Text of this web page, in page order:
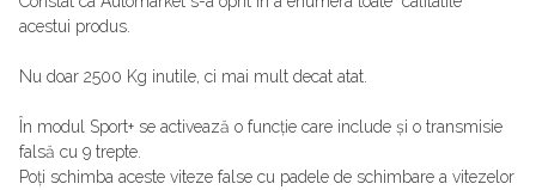
acestui produs.
Nu doar 2500 Kg inutile, ci mai mult decat atat.
În modul Sport+ se activează o funcție care include și o transmisie
falsă cu 9 trepte.
Poți schimba aceste viteze false cu padele de schimbare a vitezelor